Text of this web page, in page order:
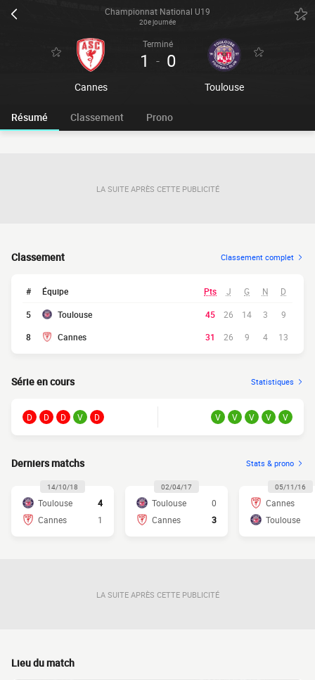
Championnat National U19
20e journée
Cannes
Terminé
1 - 0
Toulouse
Résumé Classement Prono
LA SUITE APRÈS CETTE PUBLICITÉ
Classement Classement complet
# Équipe Pts J G N D
5 Toulouse 45 26 14 3
9
8
Cannes 31 26 9 4 13
Série en cours Statistiques
D D D V D V V V V V
Derniers matchs Stats & prono
14/10/18
Toulouse
4
Cannes
1
02/04/17
Toulouse
0
Cannes
3
05/11/16
Cannes
Toulouse
LA SUITE APRÈS CETTE PUBLICITÉ
Lieu du match